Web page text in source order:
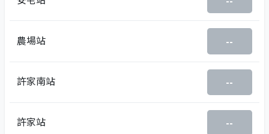
農場站 --
許家南站 --
許家站 --